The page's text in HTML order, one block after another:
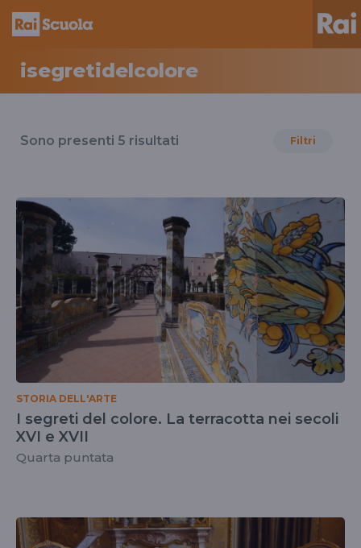
isegretidelcolore
il
isegretidelcolore
Sono presenti 5 risultati Filtri
STORIA DELL'ARTE
I segreti del colore. La terracotta nei secoli
XVI e XVII
Quarta puntata